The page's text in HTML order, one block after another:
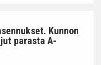
Kunnon
parasta A-